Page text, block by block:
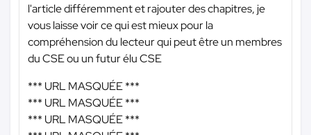
l'article différemment et rajouter des chapitres, je
vous laisse voir ce qui est mieux pour la
compréhension du lecteur qui peut être un membres
du CSE ou un futur élu CSE
*** URL MASQUÉE ***
*** URL MASQUÉE ***
*** URL MASQUÉE ***